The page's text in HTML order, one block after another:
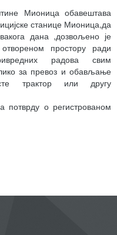
Мионица обавештава
станице Мионица,да
дана ,дозвољено је
простору ради
радова свим
за превоз и обављање
трактор или другу
о регистрованом